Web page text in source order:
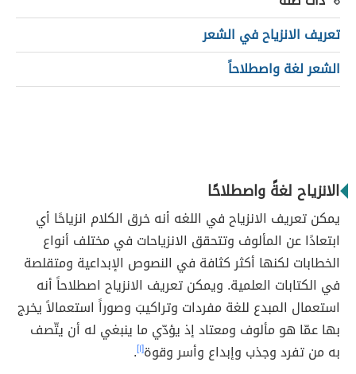
تعريف الانزياح في الشعر
الشعر لغة واصطلاحاً
الانزياح لغةً واصطلاحًا
يمكن تعريف الانزياح في اللغه أنه خرق الكلام انزياحًا أي
ابتعادًا عن المألوف وتتحقق الانزياحات في مختلف أنواع
الخطابات لكنها أكثر كثافة في النصوص الإبداعية ومتقلصة
في الكتابات العلمية. ويمكن تعريف الانزياح اصطلاحاً أنه
استعمال المبدع للغة مفردات وتراكيبَ وصوراً استعمالاً يخرج
بها عمّا هو مألوف ومعتاد إذ يؤدّي ما ينبغي له أن يتّصف
به من تفرد وجذب وإبداع وأسر وقوة[١] .